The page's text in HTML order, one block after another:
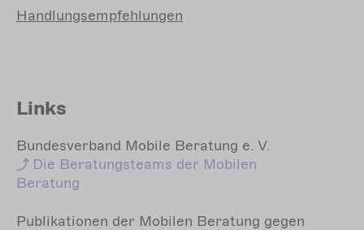
Handlungsempfehlungen
Links
Bundesverband Mobile Beratung e. V.
Die Beratungsteams der Mobilen
Beratung
Publikationen der Mobilen Beratung gegen